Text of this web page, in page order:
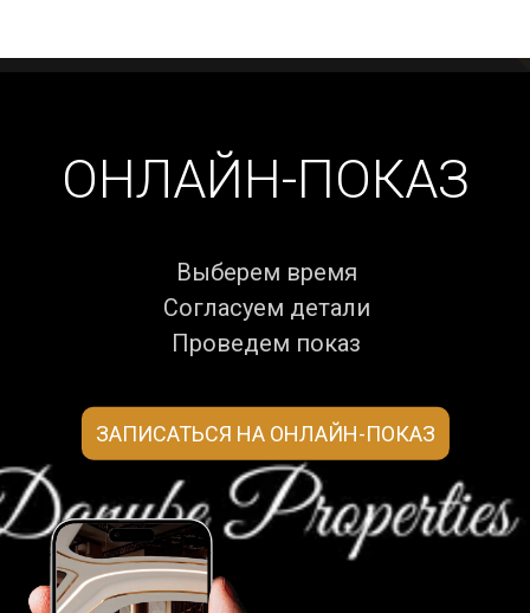
Выберем время
Согласуем детали
Проведем показ
ОНЛАЙН-ПОКАЗ
ЗАПИСАТЬСЯ НА ОНЛАЙН-ПОКАЗ